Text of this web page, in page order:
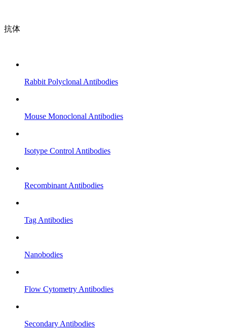
抗体
Rabbit Polyclonal Antibodies
Mouse Monoclonal Antibodies
Isotype Control Antibodies
Recombinant Antibodies
Tag Antibodies
Nanobodies
Flow Cytometry Antibodies
Secondary Antibodies